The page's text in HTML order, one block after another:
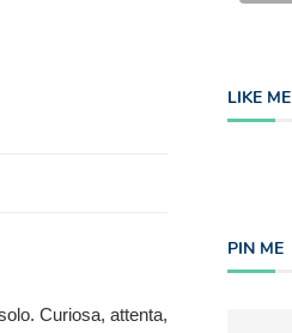
Curiosa, attenta,
LIKE ME
PIN ME